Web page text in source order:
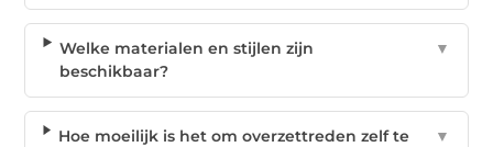
Welke materialen en stijlen zijn
beschikbaar?
▼
Hoe moeilijk is het om overzettreden zelf te
▼